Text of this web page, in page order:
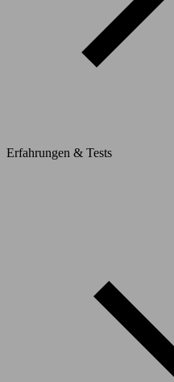
Erfahrungen & Tests